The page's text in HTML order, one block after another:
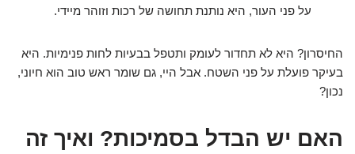
על פני העור, היא נותנת תחושה של רכות וזוהר מיידי.
החיסרון? היא לא תחדור לעומק ותטפל בבעיות לחות פנימיות. היא
בעיקר פועלת על פני השטח. אבל היי, גם שומר ראש טוב הוא חיוני,
נכון?
האם יש הבדל בסמיכות? ואיך זה